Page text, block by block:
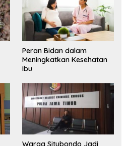
Peran Bidan dalam
Meningkatkan Kesehatan
Ibu
Warga Situbondo Jadi